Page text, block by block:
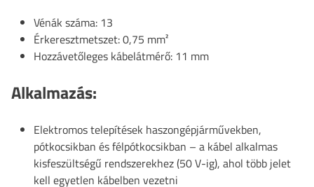
Vénák száma: 13
Érkeresztmetszet: 0,75 mm²
Hozzávetőleges kábelátmérő: 11 mm
Alkalmazás:
Elektromos telepítések haszongépjárművekben,
pótkocsikban és félpótkocsikban – a kábel alkalmas
kisfeszültségű rendszerekhez (50 V-ig), ahol több jelet
kell egyetlen kábelben vezetni